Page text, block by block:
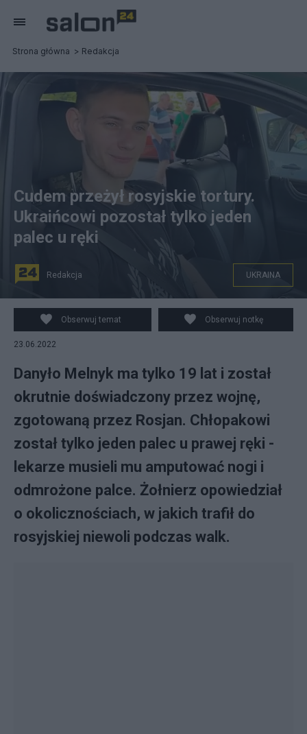
Strona główna Redakcja
Danyło Melnyk to bohater ukraińskich sił zbrojnych.
Cudem przeżył rosyjskie tortury.
Ukraińcowi pozostał tylko jeden
palec u ręki
Redakcja UKRAINA
Obserwuj temat Obserwuj notkę
23.06.2022
Danyło Melnyk ma tylko 19 lat i został
okrutnie doświadczony przez wojnę,
zgotowaną przez Rosjan. Chłopakowi
został tylko jeden palec u prawej ręki -
lekarze musieli mu amputować nogi i
odmrożone palce. Żołnierz opowiedział
o okolicznościach, w jakich trafił do
rosyjskiej niewoli podczas walk.